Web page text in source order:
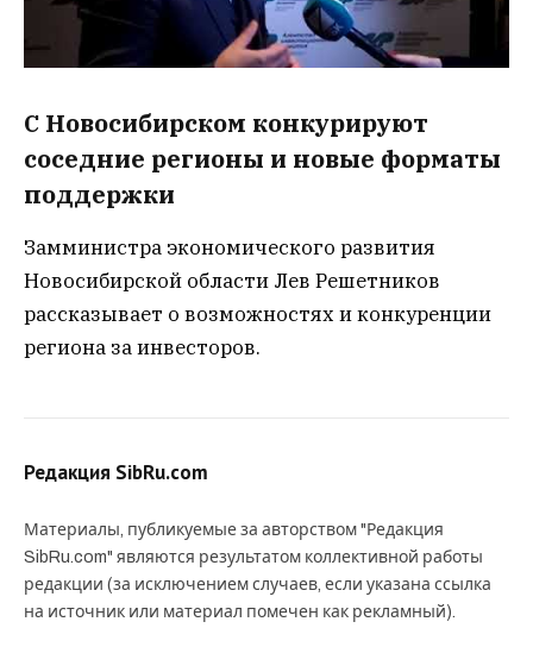
С Новосибирском конкурируют
соседние регионы и новые форматы
поддержки
Замминистра экономического развития
Новосибирской области Лев Решетников
рассказывает о возможностях и конкуренции
региона за инвесторов.
Редакция SibRu.com
Материалы, публикуемые за авторством "Редакция
SibRu.com" являются результатом коллективной работы
редакции (за исключением случаев, если указана ссылка
на источник или материал помечен как рекламный).